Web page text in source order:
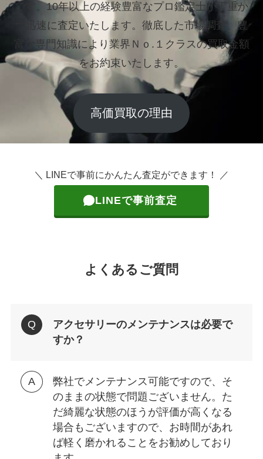
です。10年以上の経験豊富なプロ鑑定士が丁重か
つ迅速に査定いたします。 徹底した市場調査、豊
富な専門知識により業界Ｎｏ.１クラスの買取金額
をお約束いたします。
高価買取の理由
＼ LINEで事前にかんたん査定ができます！ ／
LINEで事前査定
よくあるご質問
アクセサリーのメンテナンスは必要で
すか？
弊社でメンテナンス可能ですので、そ
のままの状態で問題ございません。た
だ綺麗な状態のほうが評価が高くなる
場合もございますので、お時間があれ
ば軽く磨かれることをお勧めしており